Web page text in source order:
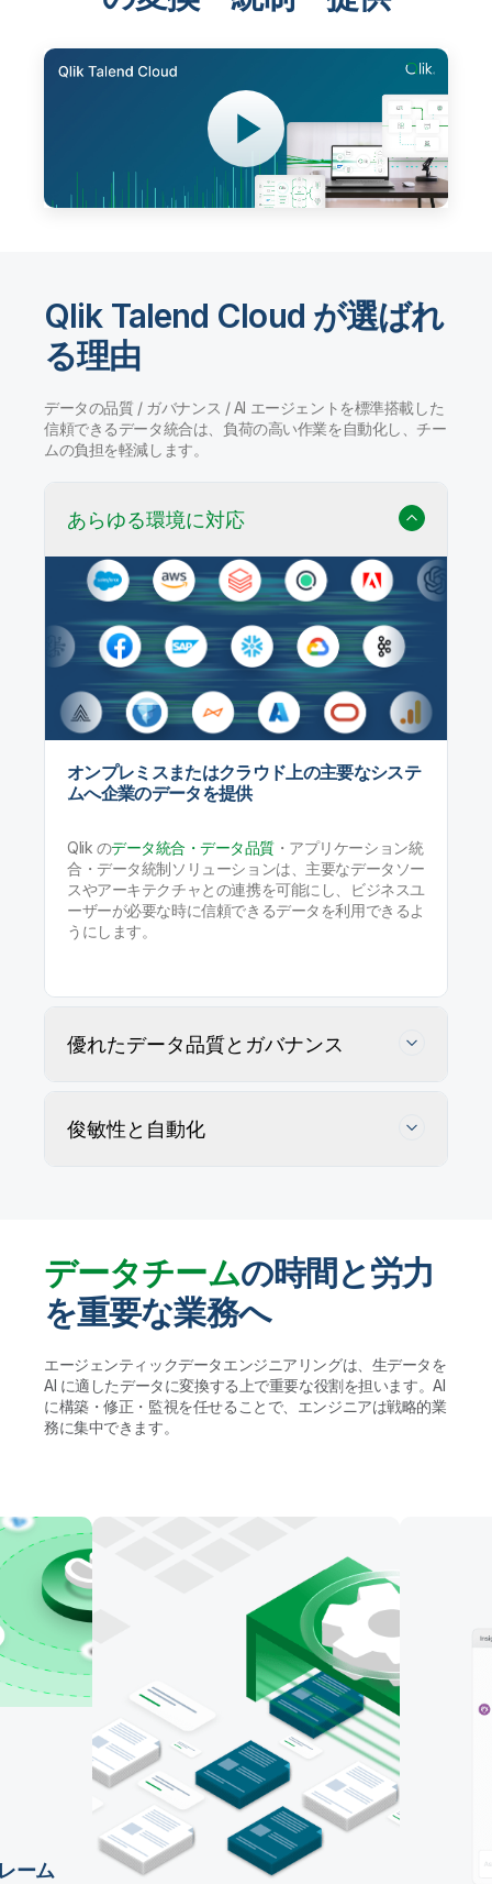
Qlik Talend Cloud が選ばれ
る理由
データの品質 / ガバナンス / AI エージェントを標準搭載した
信頼できるデータ統合は、負荷の高い作業を自動化し、チー
ムの負担を軽減します。
あらゆる環境に対応
オンプレミスまたはクラウド上の主要なシステ
ムへ企業のデータを提供
Qlik のデータ統合・データ品質・アプリケーション統
合・データ統制ソリューションは、主要なデータソー
スやアーキテクチャとの連携を可能にし、ビジネスユ
ーザーが必要な時に信頼できるデータを利用できるよ
うにします。
優れたデータ品質とガバナンス
データの正確性を追跡・維持・確保
AI エージェントがユーザー定義ルールに従ってデー
タ品質の問題を特定・プロファイリングして解決策を
提案します。実行する前に人間が検証することで、ガ
俊敏性と自動化
データウェアハウスやレイクハウス、AI に適し
たデータレイクの管理を自動化
ングエージェントでパイプラインを構築したり、自然
言語で Qlik の AI アシスタントを使用することができ
ます。
データチームの時間と労力
を重要な業務へ
エージェンティックデータエンジニアリングは、生データを
AI に適したデータに変換する上で重要な役割を担います。AI
に構築・修正・監視を任せることで、エンジニアは戦略的業
務に集中できます。
ーム